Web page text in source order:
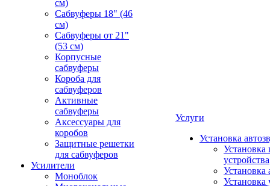
см)
Сабвуферы 18" (46
см)
Сабвуферы от 21"
(53 см)
Корпусные
сабвуферы
Короба для
сабвуферов
Активные
сабвуферы
Аксессуары для
коробов
Защитные решетки
для сабвуферов
Усилители
Моноблок
Услуги
Установка
Установка
устройства
Установка
Установка